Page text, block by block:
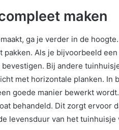
maken
ga je verder in de
pakken. Als je bijvoorbeeld
Bij andere
met horizontale planken. In
goede manier bewerkt
behandeld. Dit zorgt ervoor
levensduur van het tuinhuisje